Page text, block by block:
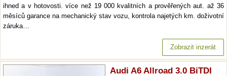
ihned a v hotovosti. více než 19 000 kvalitních a prověřených aut. až 36
měsíců garance na mechanický stav vozu, kontrola najetých km. doživotní
záruka…
Zobrazit inzerát
Audi A6 Allroad 3.0 BiTDI